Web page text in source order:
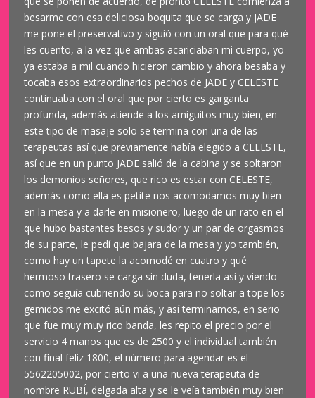
besarme con esa deliciosa boquita que se carga y JADE
me pone el preservativo y siguió con un oral que para qué
les cuento, a la vez que ambas acariciaban mi cuerpo, yo
ya estaba a mil cuando hicieron cambio y ahora besaba y
tocaba esos extraordinarios pechos de JADE y CELESTE
continuaba con el oral que por cierto es garganta
profunda, además atiende a los amiguitos muy bien; en
este tipo de masaje solo se termina con una de las
terapeutas así que previamente había elegido a CELESTE,
así que en un punto JADE salió de la cabina y se soltaron
los demonios señores, que rico es estar con CELESTE,
además como ella es petite nos acomodamos muy bien
en la mesa y a darle en misionero, luego de un rato en el
que hubo bastantes besos y sudor y un par de orgasmos
de su parte, le pedí que bajara de la mesa y yo también,
como hay un tapete la acomodé en cuatro y qué
hermoso trasero se carga sin duda, tenerla así y viendo
como seguía cubriendo su boca para no soltar a tope los
gemidos me excitó aún más, y así terminamos, en serio
que fue muy muy rico banda, les repito el precio por el
servicio 4 manos que es de 2500 y el individual también
con final feliz 1800, el número para agendar es el
5562205002, por cierto vi a una nueva terapeuta de
nombre RUBÍ, delgada alta y se le veía también muy bien